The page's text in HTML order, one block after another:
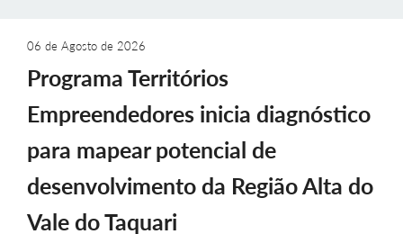
06 de Agosto de 2026
Programa Territórios
Empreendedores inicia diagnóstico
para mapear potencial de
desenvolvimento da Região Alta do
Vale do Taquari